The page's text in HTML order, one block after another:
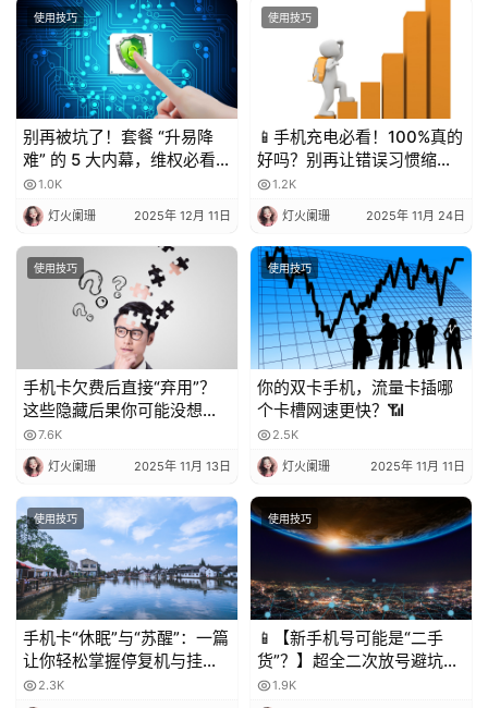
使用技巧
别再被坑了！套餐 “升易降
难” 的 5 大内幕，维权必看
💥1.0K
灯火阑珊 2025年 12月 11日
使用技巧
📱手机充电必看！100%真的
好吗？别再让错误习惯缩短
电池寿命！
1.2K
灯火阑珊 2025年 11月 24日
使用技巧
手机卡欠费后直接“弃用”？
这些隐藏后果你可能没想
到！
7.6K
灯火阑珊 2025年 11月 13日
使用技巧
你的双卡手机，流量卡插哪
个卡槽网速更快？📶
2.5K
灯火阑珊 2025年 11月 11日
使用技巧
手机卡“休眠”与“苏醒”：一篇
让你轻松掌握停复机与挂失
的科普指南
2.3K
使用技巧
📱【新手机号可能是“二手
货”？】超全二次放号避坑指
南，附完美处理攻略！✨
1.9K